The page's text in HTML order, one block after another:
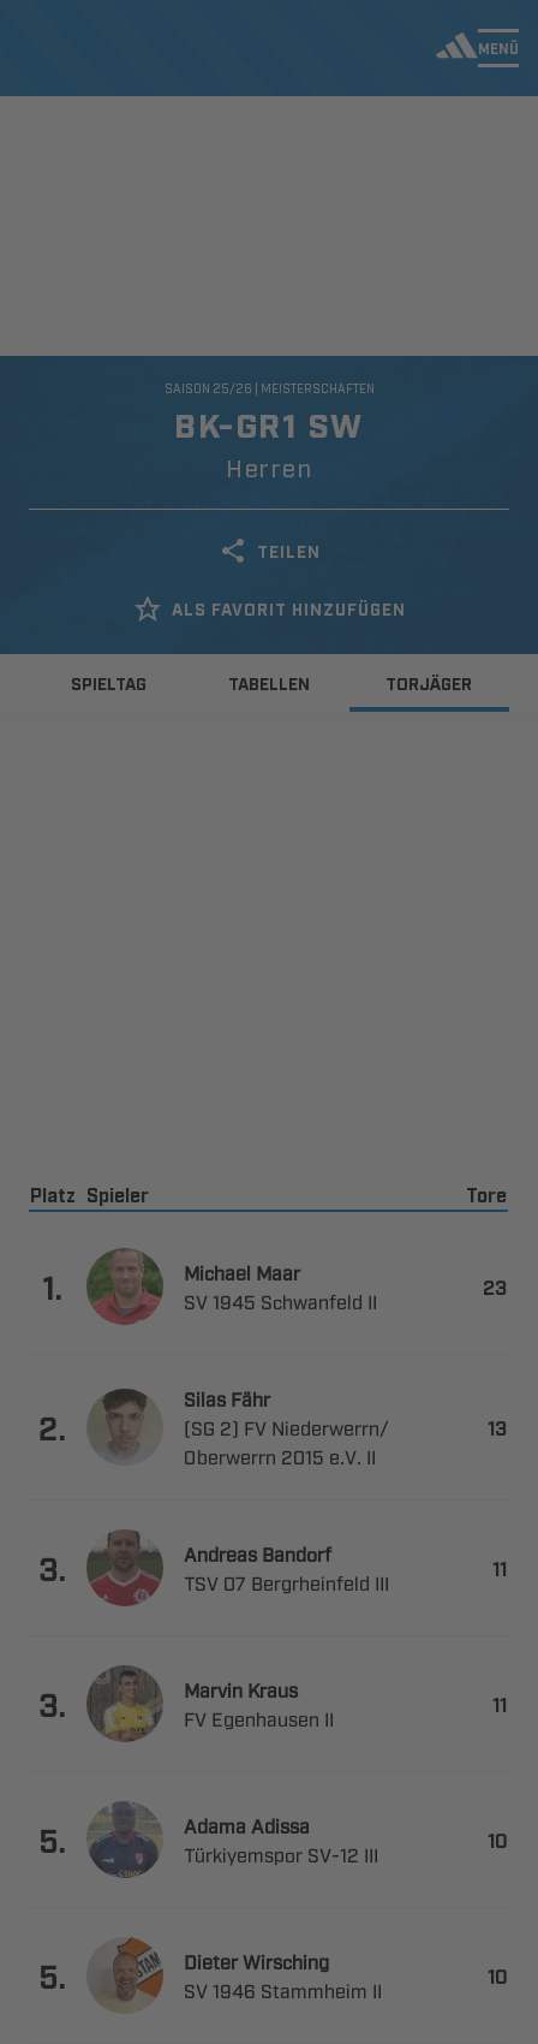
MENÜ
BK-GR1 SW
Herren
SAISON 25/26 | MEISTERSCHAFTEN
TEILEN
ALS FAVORIT HINZUFÜGEN
SPIELTAG TABELLEN TORJÄGER
Platz Spieler Tore
.
 
   

.
 
   ​
   

.
 
   

.
 
  

.
 
 ​ 

.
 
   
